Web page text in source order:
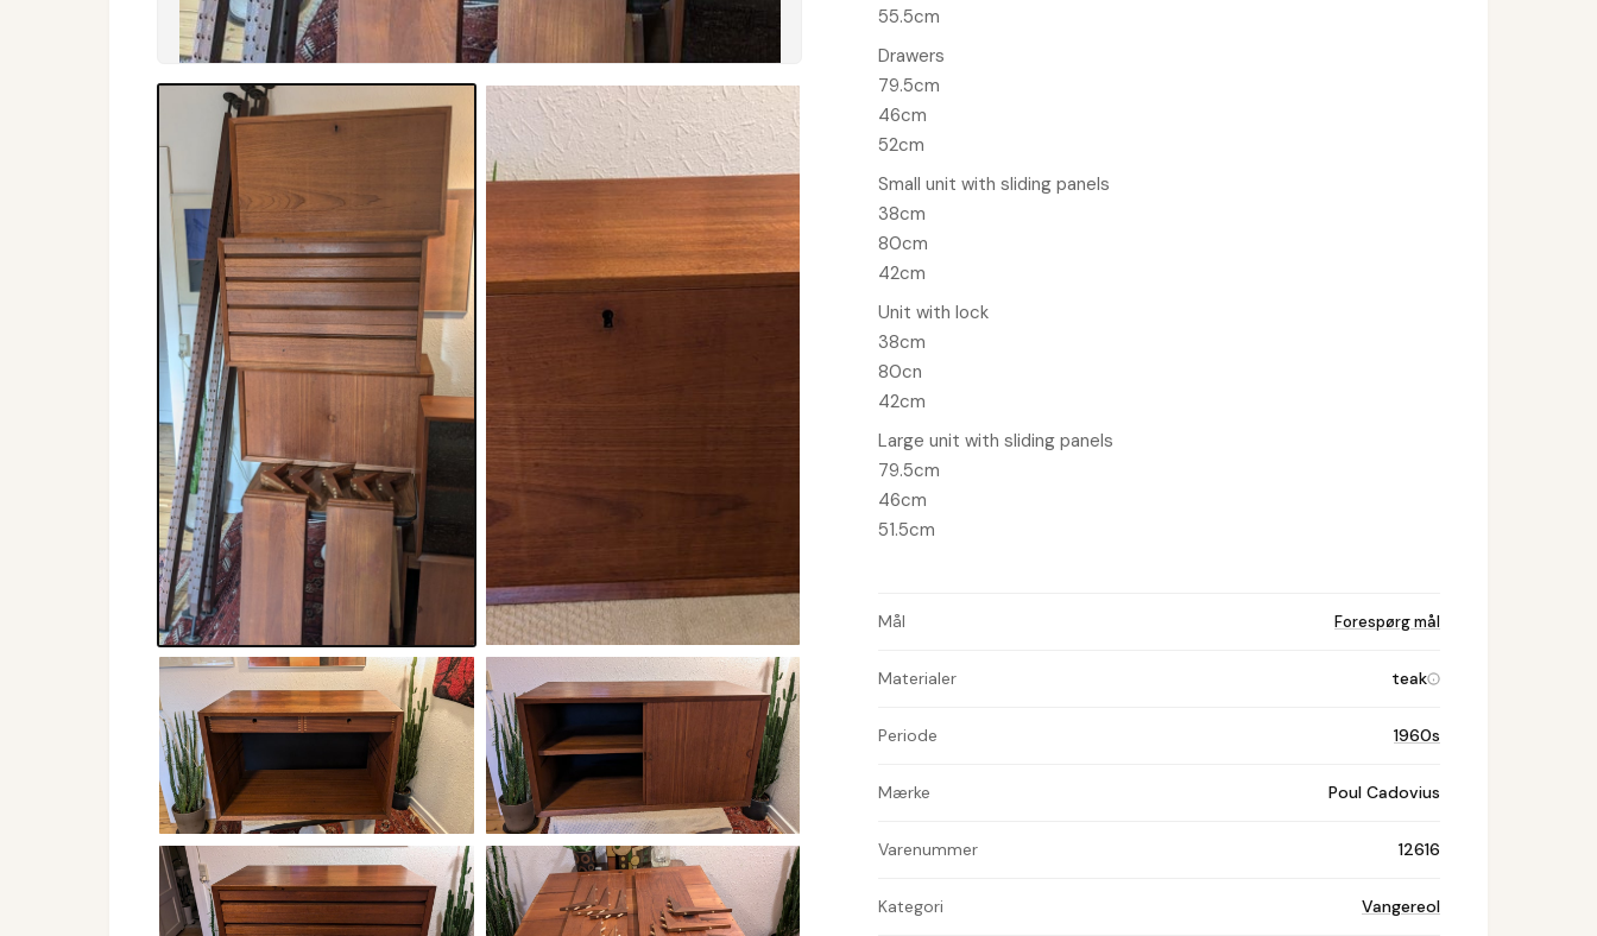
55.5cm
Drawers
79.5cm
46cm
52cm
Small unit with sliding panels
38cm
80cm
42cm
Unit with lock
38cm
80cn
42cm
Large unit with sliding panels
79.5cm
46cm
51.5cm
Mål Forespørg mål
Materialer teak
Periode 1960s
Mærke Poul Cadovius
Varenummer 12616
Kategori Vangereol